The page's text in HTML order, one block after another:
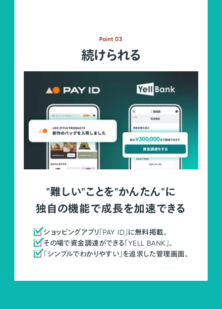
Point 03
続けられる
"難しい"ことを"かんたん"に
独自の機能で成長を加速できる
ショッピングアプリ「PAY ID」に無料掲載。
その場で資金調達ができる「YELL BANK」。
「シンプルでわかりやすい」を追求した管理画面。